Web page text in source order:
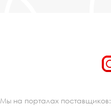
Мы на порталах поставщиков: